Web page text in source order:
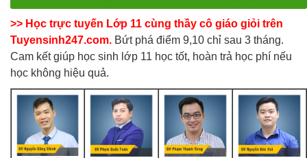
>> Học trực tuyến Lớp 11 cùng thầy cô giáo giỏi trên
Tuyensinh247.com. Bứt phá điểm 9,10 chỉ sau 3 tháng.
Cam kết giúp học sinh lớp 11 học tốt, hoàn trả học phí nếu
học không hiệu quả.